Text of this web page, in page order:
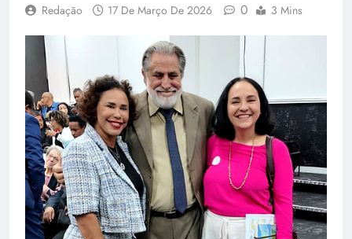
Redação 17 De Março De 2026 0 3 Mins